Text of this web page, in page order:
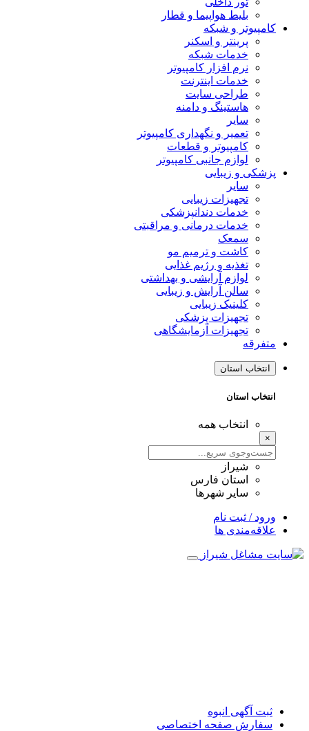
بلیط هواپیما و قطار
کامپیوتر و شبکه
پرینتر و اسکنر
خدمات شبکه
نرم افزار کامپیوتر
خدمات اینترنت
طراحی سایت
هاستینگ و دامنه
سایر
تعمیر و نگهداری کامپیوتر
کامپیوتر و قطعات
لوازم جانبی کامپیوتر
پزشکی و زیبایی
سایر
تجهیزات زیبایی
خدمات دندانپزشکی
خدمات درمانی و مراقبتی
سمعک
کاشت و ترمیم مو
تغذیه و رژیم غذایی
لوازم آرایشی و بهداشتی
سالن آرایش و زیبایی
کلینیک زیبایی
تجهیزات پزشکی
تجهیزات آزمایشگاهی
متفرقه
انتخاب استان
انتخاب استان
انتخاب همه
×
شیراز
استان فارس
سایر شهرها
ورود / ثبت نام
علاقه‌مندی ها
ثبت آگهی انبوه
سفارش صفحه اختصاصی